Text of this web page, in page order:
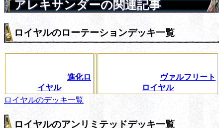
アレキサンダーの関連記事
ロイヤルのローテーションデッキ一覧
進化ロ
イヤル
ヴァルフリート
ロイヤル
ロイヤルのデッキ一覧
ロイヤルのアンリミテッドデッキ一覧